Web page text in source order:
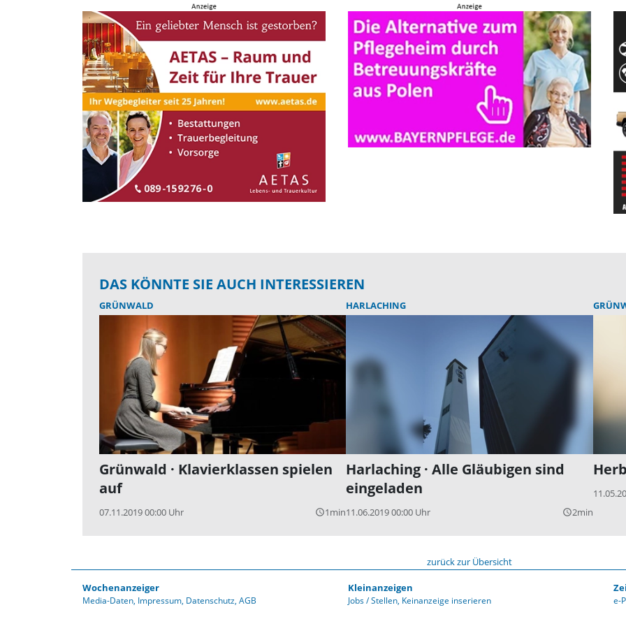
DAS KÖNNTE SIE AUCH INTERESSIEREN
GRÜNWALD
Grünwald · Klavierklassen spielen
auf
07.11.2019 00:00 Uhr query_builder1min
HARLACHING
Harlaching · Alle Gläubigen sind
eingeladen
11.06.2019 00:00 Uhr query_builder2min
zurück zur Übersicht
Wochenanzeiger
Media-Daten Impressum Datenschutz AGB
Kleinanzeigen
Jobs / Stellen Keinanzeige inserieren e-